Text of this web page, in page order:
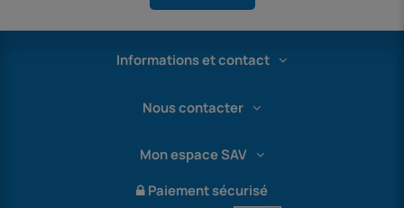
Informations et contact
Nous contacter
Mon espace SAV
Paiement sécurisé